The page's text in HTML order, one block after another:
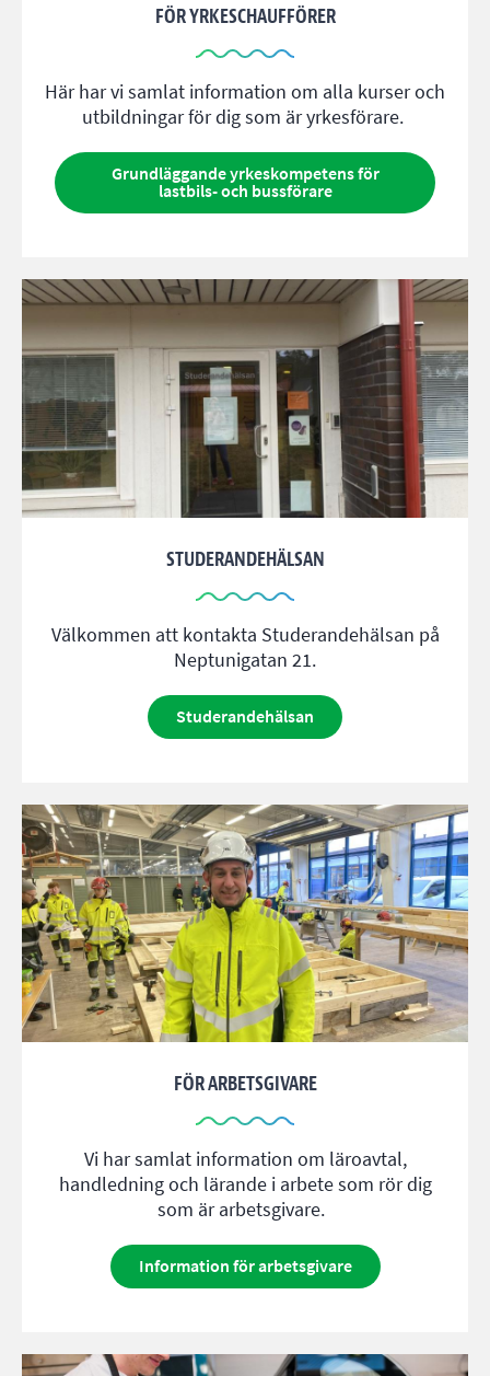
FÖR YRKESCHAUFFÖRER
Här har vi samlat information om alla kurser och
utbildningar för dig som är yrkesförare.
Grundläggande yrkeskompetens för
lastbils- och bussförare
STUDERANDEHÄLSAN
Välkommen att kontakta Studerandehälsan på
Neptunigatan 21.
Studerandehälsan
FÖR ARBETSGIVARE
Vi har samlat information om läroavtal,
handledning och lärande i arbete som rör dig
som är arbetsgivare.
Information för arbetsgivare